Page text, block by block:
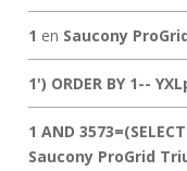
1 en Saucony
1') ORDER BY 1--
1 AND
Saucony ProGrid